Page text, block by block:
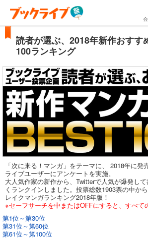
読者が選ぶ、2018年新作おすす
100ランキング
「次に来る！マンガ」をテーマに、 2018年に発
ライブユーザーにアンケートを実施。
大人気作家の新作から、Twitterで人気が爆発し
くランクインしました。投票総数1903票の中か
レイクマンガランキング2018年版！
※セーフサーチを中またはOFFにすると、すべて
第1位～第30位
第31位～第60位
第61位～第100位